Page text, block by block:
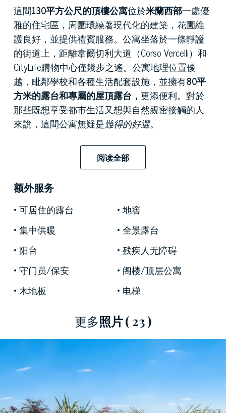
這間130平方公尺的頂樓公寓位於米蘭西部一處優
雅的住宅區，周圍環繞著現代化的建築，花園維
護良好，並提供禮賓服務。公寓坐落於一條靜謐
的街道上，距離韋爾切利大道（Corso Vercelli）和
CityLife購物中心僅幾步之遙。公寓地理位置優
越，毗鄰學校和各種生活配套設施，並擁有80平
方米的露台和專屬的屋頂露台， 更添便利。對於
那些既想享受都市生活又想與自然親密接觸的人
來說，這間公寓無疑是難得的好選。
主層是起居和睡眠區：一個約50平方米的大型客
相連，是整個住宅的溫馨中心，
大窗戶引入充足的自然光線，近期翻新後
風格更添幾分雅緻。同一層還設有睡眠區，包括
一間主臥和兩間次臥，非常適合用作兒童房或私
人書房。所有房間共用
兩間浴室，
備了實用的洗衣區。
樓上設有
，兩者內部相連，這正是
房產真正的價值所在
：約80平方米的戶外空間，
使這間公寓成為追求靈活空間的家庭的理想之
阅读全部
额外服务
可居住的露台
地窖
集中供暖
全景露台
阳台
残疾人无障碍
守门员/保安
阁楼/顶层公寓
木地板
电梯
更多照片( 23 )